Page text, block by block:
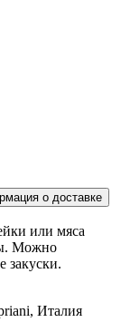
о доставке
или мяса
Можно
закуски.
Италия